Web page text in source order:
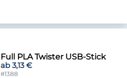
Full PLA Twister USB-Stick
ab 3,13 €
#1388